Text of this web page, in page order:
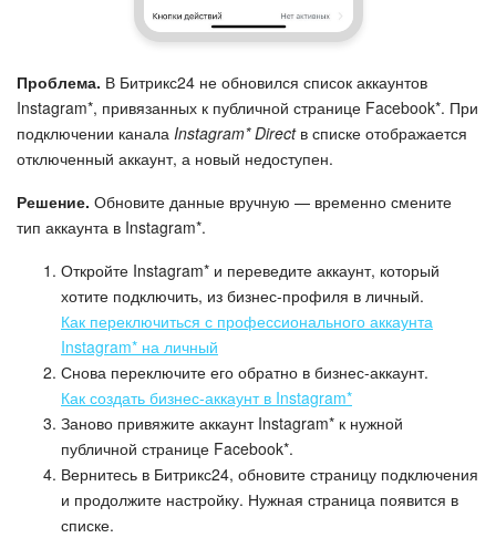
Проблема. В Битрикс24 не обновился список аккаунтов
Instagram*, привязанных к публичной странице Facebook*. При
подключении канала Instagram* Directв списке отображается
отключенный аккаунт, а новый недоступен.
Решение. Обновите данные вручную — временно смените
тип аккаунта в Instagram*.
Откройте Instagram* и переведите аккаунт, который
хотите подключить, из бизнес-профиля в личный.
Как переключиться с профессионального аккаунта
Instagram* на личный
Снова переключите его обратно в бизнес-аккаунт.
Как создать бизнес-аккаунт в Instagram*
Заново привяжите аккаунт Instagram* к нужной
публичной странице Facebook*.
Вернитесь в Битрикс24, обновите страницу подключения
и продолжите настройку. Нужная страница появится в
списке.